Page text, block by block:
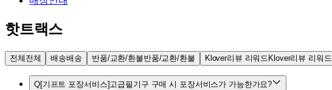
핫트랙스
전체 전체 배송배송 반품/교환/환불반품/교환/환불 Klover리뷰 리워드 Klover리뷰 리워드
Q[기프트 포장서비스]고급필기구 구매 시 포장서비스가 가능한가요?